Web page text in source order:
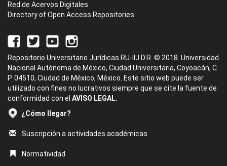
Red de Acervos Digitales
Directory of Open Access Repositories
Repositorio Universitario Jurídicas RU-IIJ D.R. © 2018. Universidad
Nacional Autónoma de México, Ciudad Universitaria, Coyoacán, C.
P. 04510, Ciudad de México, México. Este sitio web puede ser
utilizado con fines no lucrativos siempre que se cite la fuente de
conformidad con el AVISO LEGAL.
¿Cómo llegar?
Suscripción a actividades académicas
Normatividad